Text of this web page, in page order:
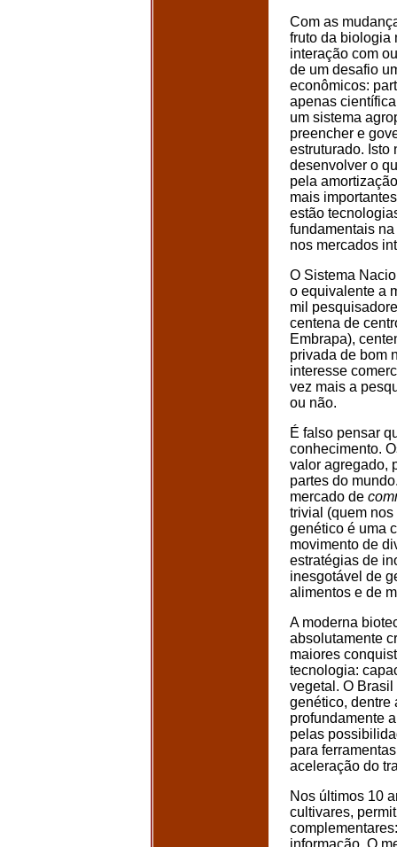
Com as
fruto da biologia
interação com
de um desafio
econômicos:
apenas
um sistema
preencher e
estruturado. Isto
desenvolver o
pela
mais
estão
fundamentais
nos mercados
O Sistema
o equivalente a
mil
centena de
Embrapa),
privada de bom
interesse
vez mais a
ou não.
É falso pensar
conhecimento.
valor agregado,
partes do
mercado de
trivial (quem
genético é uma
movimento de
estratégias de
inesgotável de
alimentos e de
A moderna
absolutamente
maiores
tecnologia:
vegetal. O
genético, dentre
profundamente
pelas
para
aceleração do
Nos últimos 10
cultivares,
informação. O